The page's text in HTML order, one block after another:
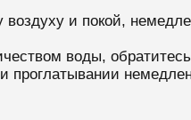
и покой,
воды, обратитесь